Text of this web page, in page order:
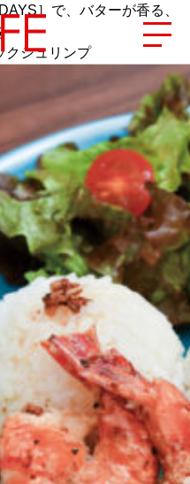
］で、バターが香る、
クシュリンプ